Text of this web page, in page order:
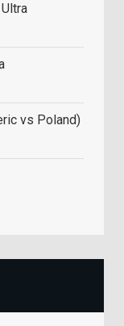
vs Poland)